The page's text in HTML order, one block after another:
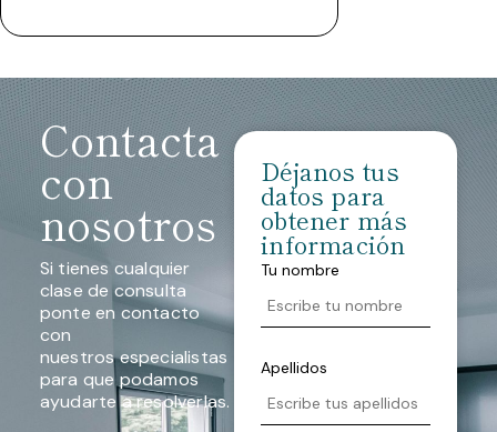
Contacta
con
nosotros
Si tienes cualquier
clase de consulta
ponte en contacto
con
nuestros especialistas
para que podamos
ayudarte a resolverlas.
Déjanos tus
datos para
obtener más
información
Tu nombre
Apellidos